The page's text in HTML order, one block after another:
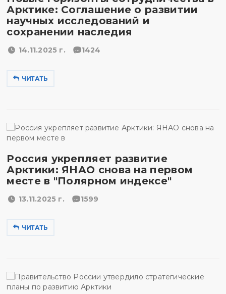
Арктике: Соглашение о развитии
научных исследований и
сохранении наследия
14.11.2025 г. 1424
ЧИТАТЬ
Россия укрепляет развитие
Арктики: ЯНАО снова на первом
месте в "Полярном индексе"
13.11.2025 г. 1599
ЧИТАТЬ